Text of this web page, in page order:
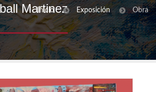
Martinez
Inicio Exposición Obra